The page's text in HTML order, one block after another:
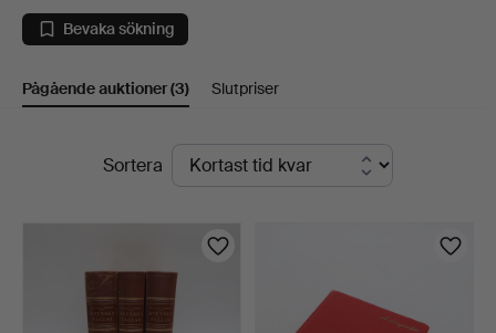
&
Handskrifter
Auktionsbyrå
Bevaka sökning
Pågående auktioner(3) Slutpriser
PågåendeSortera